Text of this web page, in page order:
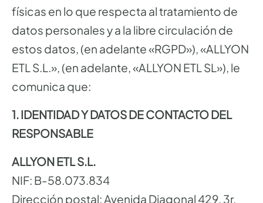
físicas en lo que respecta al tratamiento de
datos personales y a la libre circulación de
estos datos, (en adelante «RGPD»), «ALLYON
ETL S.L.», (en adelante, «ALLYON ETL SL»), le
comunica que:
1. IDENTIDAD Y DATOS DE CONTACTO DEL
RESPONSABLE
ALLYON ETL S.L.
NIF: B-58.073.834
Dirección postal: Avenida Diagonal 429, 3r,